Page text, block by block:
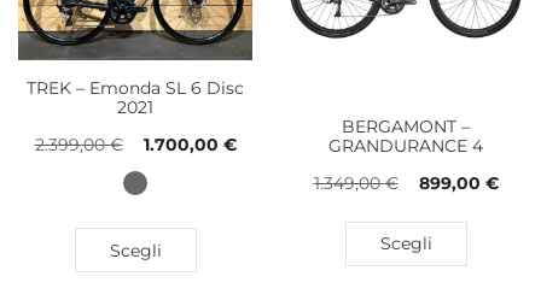
TREK – Emonda SL 6 Disc
2021
2.399,00€ 1.700,00 €
Scegli
BERGAMONT –
GRANDURANCE 4
1.349,00€ 899,00 €
Scegli